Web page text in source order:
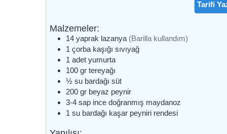
Tarifi
Malzemeler:
14 yaprak lazanya (Barilla kullandım)
1 çorba kaşığı sıvıyağ
1 adet yumurta
100 gr tereyağı
½su bardağı süt
200 gr beyaz peynir
3-4 sap ince doğranmış maydanoz
1 su bardağı kaşar peyniri rendesi